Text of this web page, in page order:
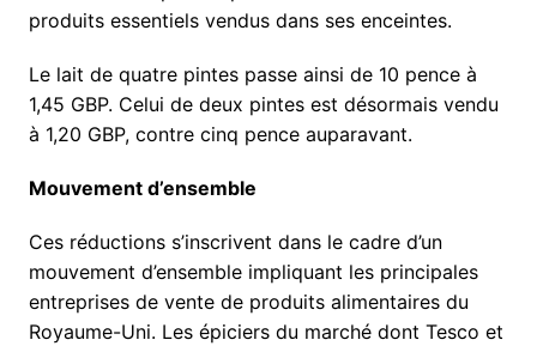
produits essentiels vendus dans ses enceintes.
Le lait de quatre pintes passe ainsi de 10 pence à
1,45 GBP. Celui de deux pintes est désormais vendu
à 1,20 GBP, contre cinq pence auparavant.
Mouvement d’ensemble
Ces réductions s’inscrivent dans le cadre d’un
mouvement d’ensemble impliquant les principales
entreprises de vente de produits alimentaires du
Royaume-Uni. Les épiciers du marché dont Tesco et